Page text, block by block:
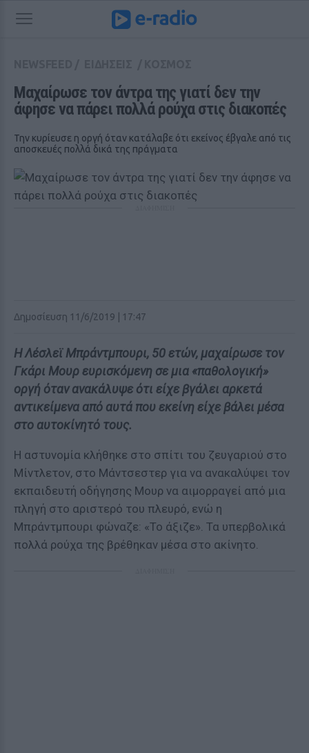
Μαχαίρωσε τον άντρα της γιατί δεν την
άφησε να πάρει πολλά ρούχα στις διακοπές
Την κυρίευσε η οργή όταν κατάλαβε ότι εκείνος έβγαλε από τις
αποσκευές πολλά δικά της πράγματα
Δημοσίευση 11/6/2019 | 17:47
Η Λέσλεϊ Μπράντμπουρι, 50 ετών, μαχαίρωσε τον
Γκάρι Μουρ ευρισκόμενη σε μια «παθολογική»
οργή όταν ανακάλυψε ότι είχε βγάλει αρκετά
αντικείμενα από αυτά που εκείνη είχε βάλει μέσα
στο αυτοκίνητό τους.
Η αστυνομία κλήθηκε στο σπίτι του ζευγαριού στο
Μίντλετον, στο Μάντσεστερ για να ανακαλύψει τον
εκπαιδευτή οδήγησης Μουρ να αιμορραγεί από μια
πληγή στο αριστερό του πλευρό, ενώ η
Μπράντμπουρι φώναζε: «Το άξιζε». Τα υπερβολικά
πολλά ρούχα της βρέθηκαν μέσα στο ακίνητο.